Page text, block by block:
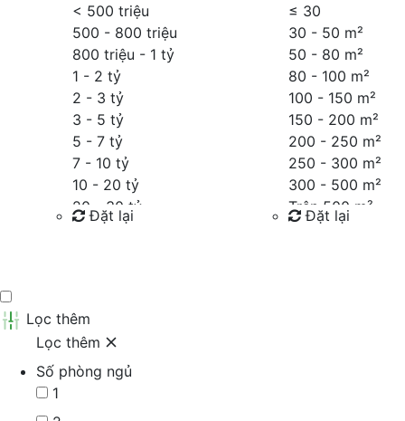
< 500 triệu
500 - 800 triệu
800 triệu - 1 tỷ
1 - 2 tỷ
2 - 3 tỷ
3 - 5 tỷ
5 - 7 tỷ
7 - 10 tỷ
10 - 20 tỷ
20 - 30 tỷ
30 - 40 tỷ
Đặt lại
≤ 30
30 - 50 m²
50 - 80 m²
80 - 100 m²
100 - 150 m²
150 - 200 m²
200 - 250 m²
250 - 300 m²
300 - 500 m²
Trên 500 m²
Đặt lại
Lọc thêm
Lọc thêm
Số phòng ngủ
1